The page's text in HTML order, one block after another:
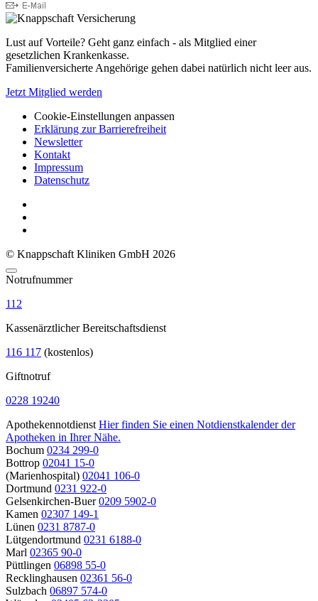
Lust auf Vorteile? Geht ganz einfach - als Mitglied einer
gesetzlichen Krankenkasse.
Familienversicherte Angehörige gehen dabei natürlich nicht leer aus.
Jetzt Mitglied werden
Cookie-Einstellungen anpassen
Erklärung zur Barrierefreiheit
Newsletter
Kontakt
Impressum
Datenschutz
© Knappschaft Kliniken GmbH 2026
Notrufnummer
112
Kassenärztlicher Bereitschaftsdienst
116 117 (kostenlos)
Giftnotruf
0228 19240
Apothekennotdienst Hier finden Sie einen Notdienstkalender der
Apotheken in Ihrer Nähe.
Bochum 0234 299-0
Bottrop 02041 15-0
(Marienhospital) 02041 106-0
Dortmund 0231 922-0
Gelsenkirchen-Buer 0209 5902-0
Kamen 02307 149-1
Lünen 0231 8787-0
Lütgendortmund 0231 6188-0
Marl 02365 90-0
Püttlingen 06898 55-0
Recklinghausen 02361 56-0
Sulzbach 06897 574-0